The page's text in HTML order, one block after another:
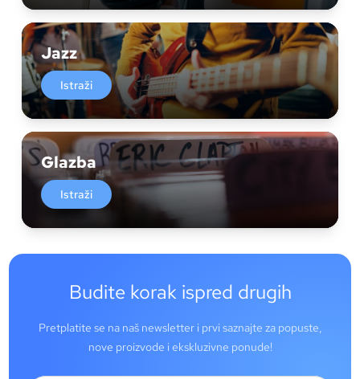
Jazz
Istraži
Glazba
Istraži
Budite korak ispred drugih
Pretplatite se na naš newsletter i prvi saznajte za popuste,
nove proizvode i ekskluzivne ponude!